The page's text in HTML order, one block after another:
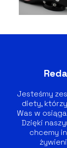
Jesteśmy
diety,
Was w
Dzięki
chcemy